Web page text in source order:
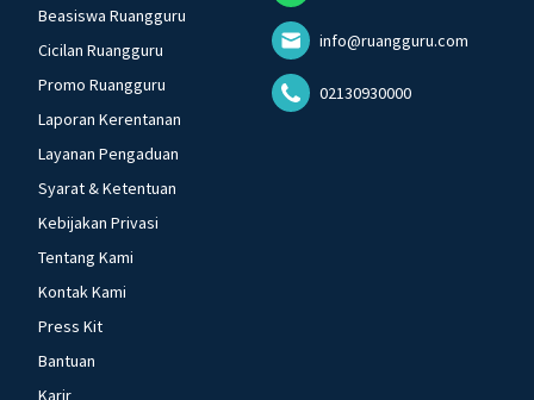
Beasiswa Ruangguru
Cicilan Ruangguru
Promo Ruangguru
Laporan Kerentanan
Layanan Pengaduan
Syarat & Ketentuan
Kebijakan Privasi
Tentang Kami
Kontak Kami
Press Kit
Bantuan
Karir
info@ruangguru.com
02130930000